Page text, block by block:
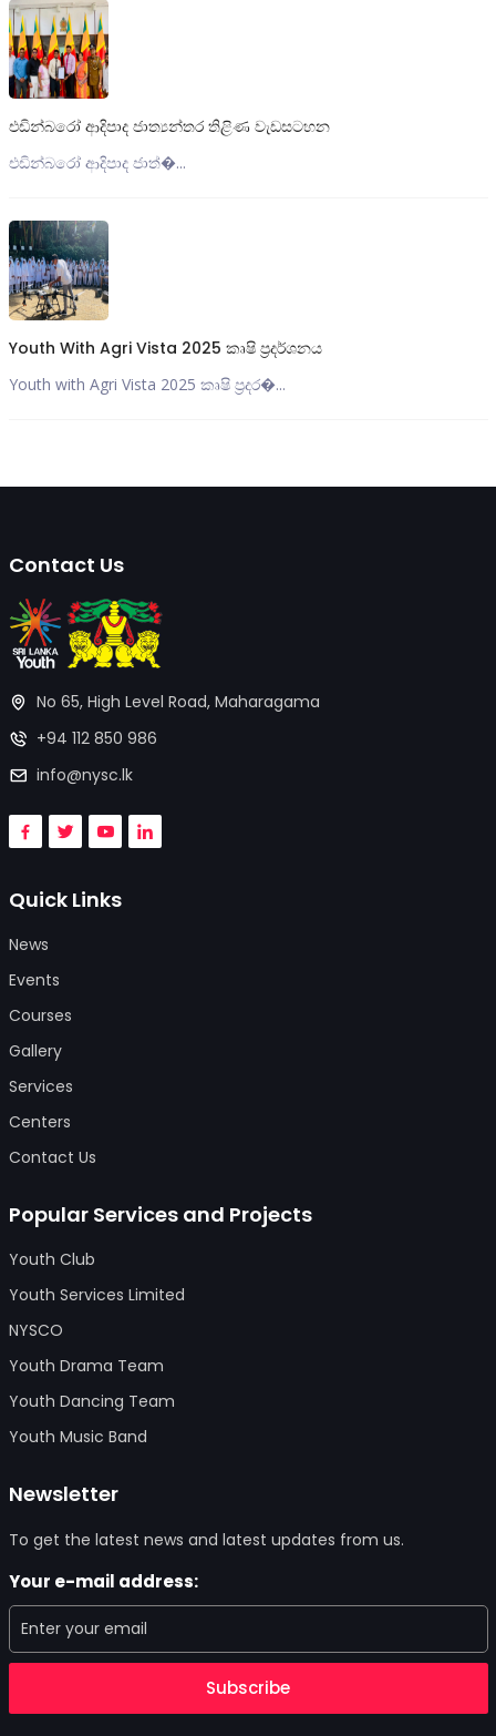
එඩින්බරෝ ආදිපාද ජාත්‍යන්තර තිළිණ වැඩසටහන
එඩින්බරෝ ආදිපාද ජාත්‍�...
Youth With Agri Vista 2025 කෘෂි ප්‍රදර්ශනය
Youth with Agri Vista 2025 කෘෂි ප්‍රදර�...
Contact Us
No 65, High Level Road, Maharagama
+94 112 850 986
info@nysc.lk
Quick Links
News
Events
Courses
Gallery
Services
Centers
Contact Us
Popular Services and Projects
Youth Club
Youth Services Limited
NYSCO
Youth Drama Team
Youth Dancing Team
Youth Music Band
Newsletter
To get the latest news and latest updates from us.
Your e-mail address:
Subscribe